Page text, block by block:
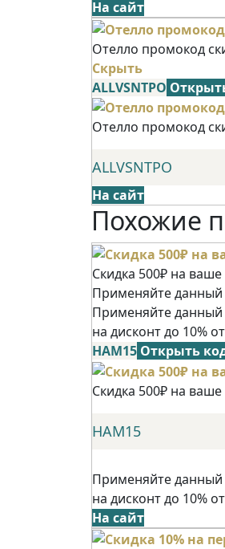
На сайт
Отелло промокод
Скрыть
ALLVSNTPO
Отелло промокод
ALLVSNTPO
На сайт
Похожие
Скидка 500₽ на
Применяйте данный
Применяйте данный
на дисконт до 10%
НАМ15 Открыть
Скидка 500₽ на
НАМ15
Применяйте данный
на дисконт до 10%
На сайт